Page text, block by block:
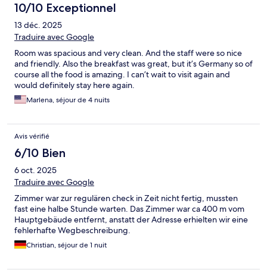
10/10 Exceptionnel
13 déc. 2025
Traduire avec Google
Room was spacious and very clean. And the staff were so nice
and friendly. Also the breakfast was great, but it’s Germany so of
course all the food is amazing. I can’t wait to visit again and
would definitely stay here again.
Marlena, séjour de 4 nuits
Avis vérifié
6/10 Bien
6 oct. 2025
Traduire avec Google
Zimmer war zur regulären check in Zeit nicht fertig, mussten
fast eine halbe Stunde warten. Das Zimmer war ca 400 m vom
Hauptgebäude entfernt, anstatt der Adresse erhielten wir eine
fehlerhafte Wegbeschreibung.
Christian, séjour de 1 nuit